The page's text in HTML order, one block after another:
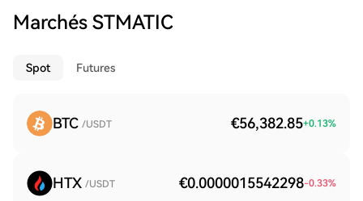
Marchés STMATIC
Spot Futures
BTC /USDT €56,382.85+0.13%
HTX /USDT €0.0000015542298-0.33%